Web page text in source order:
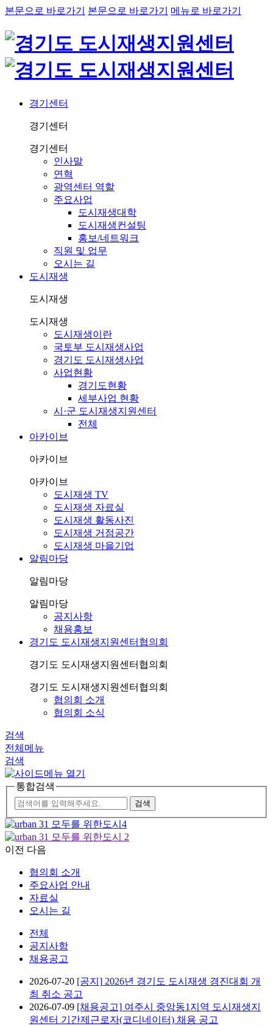
본문으로 바로가기 본문으로 바로가기 메뉴로 바로가기
경기센터
경기센터
경기센터
인사말
연혁
광역센터 역할
주요사업
도시재생대학
도시재생컨설팅
홍보/네트워크
직원 및 업무
오시는 길
도시재생
도시재생
도시재생
도시재생이란
국토부 도시재생사업
경기도 도시재생사업
사업현황
경기도현황
세부사업 현황
시·군 도시재생지원센터
전체
아카이브
아카이브
아카이브
도시재생 TV
도시재생 자료실
도시재생 활동사진
도시재생 거점공간
도시재생 마을기업
알림마당
알림마당
알림마당
공지사항
채용홍보
경기도 도시재생지원센터협의회
경기도 도시재생지원센터협의회
경기도 도시재생지원센터협의회
협의회 소개
협의회 소식
검색
전체메뉴
검색
통합검색
이전 다음
협의회 소개
주요사업 안내
자료실
오시는 길
전체
공지사항
채용공고
2026-07-20 [공지] 2026년 경기도 도시재생 경진대회 개
최 취소 공고
2026-07-09 [채용공고] 여주시 중앙동1지역 도시재생지
원센터 기간제근로자(코디네이터) 채용 공고